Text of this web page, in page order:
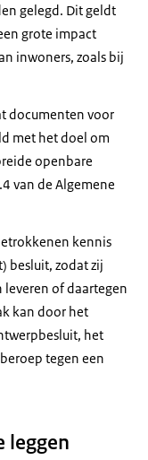
gelegd. Dit geldt
grote impact
inwoners, zoals bij
documenten voor
met het doel om
openbare
van de Algemene
kennis
besluit, zodat zij
of daartegen
kan door het
het
tegen een
leggen